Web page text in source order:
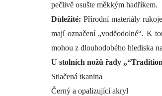
pečlivě osušte měkkým hadříkem.
Důležité: Přírodní materiály
mají označení „voděodolné“. K
mohou z dlouhodobého hlediska
U stolních nožů řady
Stlačená tkanina
Černý a opalizující akryl